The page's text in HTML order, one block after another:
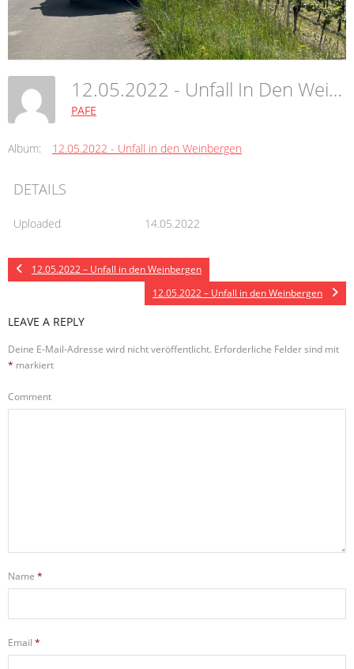
12.05.2022 - Unfall In Den Weinbergen
PAFE
Album: 12.05.2022 - Unfall in den Weinbergen
DETAILS
Uploaded 14.05.2022
12.05.2022 – Unfall in den Weinbergen
12.05.2022 – Unfall in den Weinbergen
LEAVE A REPLY
Deine E-Mail-Adresse wird nicht veröffentlicht. Erforderliche Felder sind mit
* markiert
Comment
Name *
Email *